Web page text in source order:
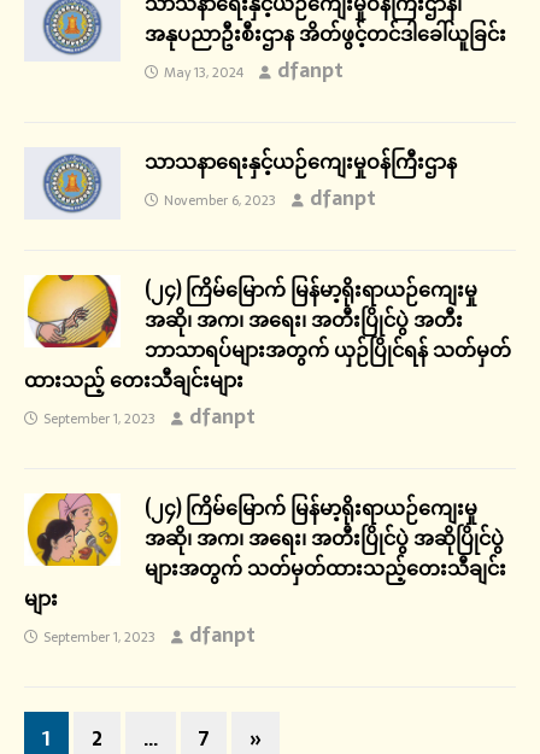
အနုပညာဦးစီးဌာန အိတ်ဖွင့်တင်ဒါခေါ်ယူခြင်း
May 13, 2024 dfanpt
သာသနာရေးနှင့်ယဉ်ကျေးမှုဝန်ကြီးဌာန
November 6, 2023 dfanpt
(၂၄) ကြိမ်မြောက် မြန်မာ့ရိုးရာယဉ်ကျေးမှု
အဆို၊ အက၊ အရေး၊ အတီးပြိုင်ပွဲ အတီး
ဘာသာရပ်များအတွက် ယှဉ်ပြိုင်ရန် သတ်မှတ်
ထားသည့် တေးသီချင်းများ
September 1, 2023 dfanpt
(၂၄) ကြိမ်မြောက် မြန်မာ့ရိုးရာယဉ်ကျေးမှု
အဆို၊ အက၊ အရေး၊ အတီးပြိုင်ပွဲ အဆိုပြိုင်ပွဲ
များအတွက် သတ်မှတ်ထားသည့်တေးသီချင်း
များ
September 1, 2023 dfanpt
1 2 … 7 »